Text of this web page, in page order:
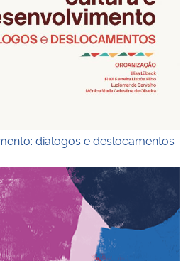
diálogos e deslocamentos